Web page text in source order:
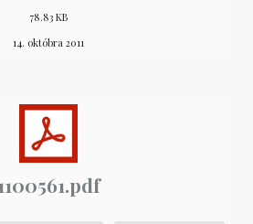
78.83 KB
14. októbra 2011